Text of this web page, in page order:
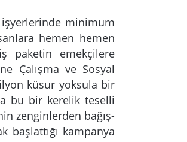
işyerlerinde minimum
hemen hemen
paketin emekçilere
Çalışma ve Sosyal
küsur yoksula bir
bu bir kerelik teselli
zenginlerden bağış-
başlattığı kampanya